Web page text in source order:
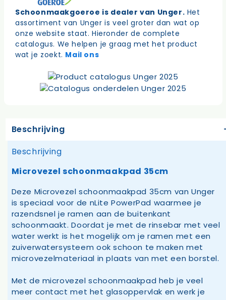
Schoonmaakgoeroe is dealer van Unger. Het
assortiment van Unger is veel groter dan wat op
onze website staat. Hieronder de complete
catalogus. We helpen je graag met het product
wat je zoekt. Mail ons
Beschrijving
Beschrijving
Microvezel schoonmaakpad 35cm
Deze Microvezel schoonmaakpad 35cm van Unger
is speciaal voor de nLite PowerPad waarmee je
razendsnel je ramen aan de buitenkant
schoonmaakt. Doordat je met de rinsebar met veel
water werkt is het mogelijk om je ramen met een
zuiverwatersysteem ook schoon te maken met
microvezelmateriaal in plaats van met een borstel.
Met de microvezel schoonmaakpad heb je veel
meer contact met het glasoppervlak en werk je